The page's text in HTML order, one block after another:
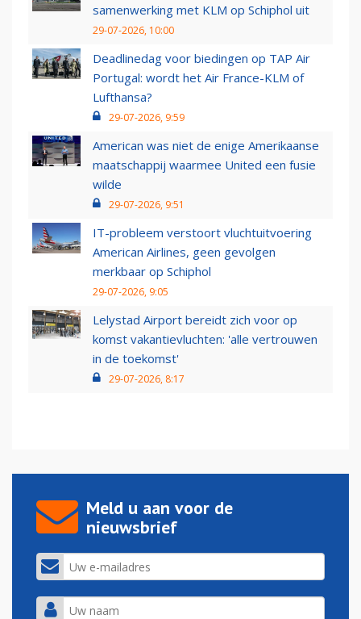
samenwerking met KLM op Schiphol uit
29-07-2026, 10:00
Deadlinedag voor biedingen op TAP Air
Portugal: wordt het Air France-KLM of
Lufthansa?
29-07-2026, 9:59
American was niet de enige Amerikaanse
maatschappij waarmee United een fusie
wilde
29-07-2026, 9:51
IT-probleem verstoort vluchtuitvoering
American Airlines, geen gevolgen
merkbaar op Schiphol
29-07-2026, 9:05
Lelystad Airport bereidt zich voor op
komst vakantievluchten: 'alle vertrouwen
in de toekomst'
29-07-2026, 8:17
Meld u aan voor de
nieuwsbrief